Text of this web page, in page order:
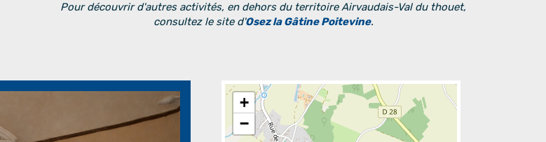
Pour découvrir d'autres activités, en dehors du territoire Airvaudais-Val du thouet,
consultez le site d'Osez la Gâtine Poitevine.
+
−